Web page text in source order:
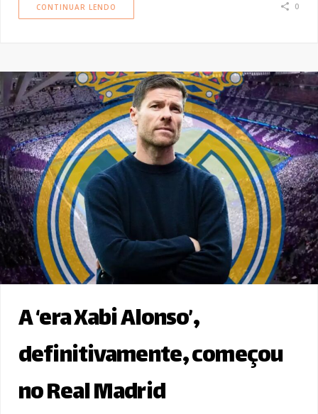
CONTINUAR LENDO 0
A ‘era Xabi Alonso’,
definitivamente, começou
no Real Madrid